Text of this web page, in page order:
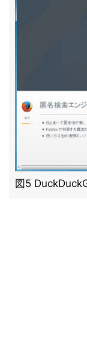
図5